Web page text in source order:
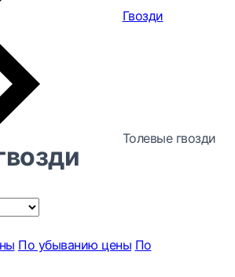
Гвозди
Толевые гвозди
По убыванию цены По